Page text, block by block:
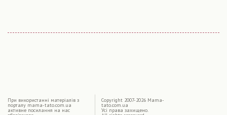
При використаннi матерiалiв з
порталу mama-tato.com.ua
активне посилання на нас
Copyright 2007-2026 Mama-
tato.com.ua
Усі права захищено.